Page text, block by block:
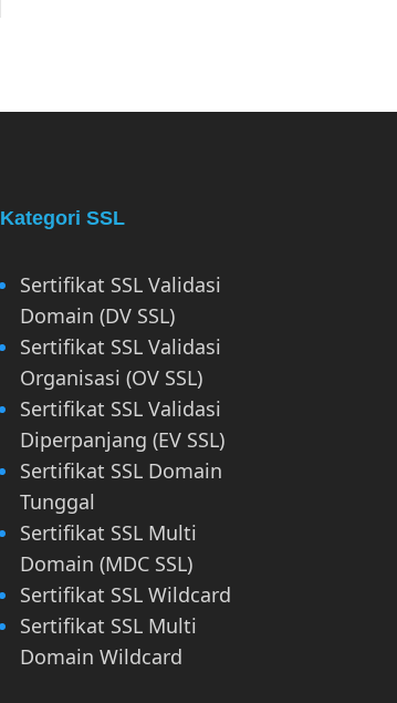
Kategori SSL
Sertifikat SSL Validasi
Domain (DV SSL)
Sertifikat SSL Validasi
Organisasi (OV SSL)
Sertifikat SSL Validasi
Diperpanjang (EV SSL)
Sertifikat SSL Domain
Tunggal
Sertifikat SSL Multi
Domain (MDC SSL)
Sertifikat SSL Wildcard
Sertifikat SSL Multi
Domain Wildcard